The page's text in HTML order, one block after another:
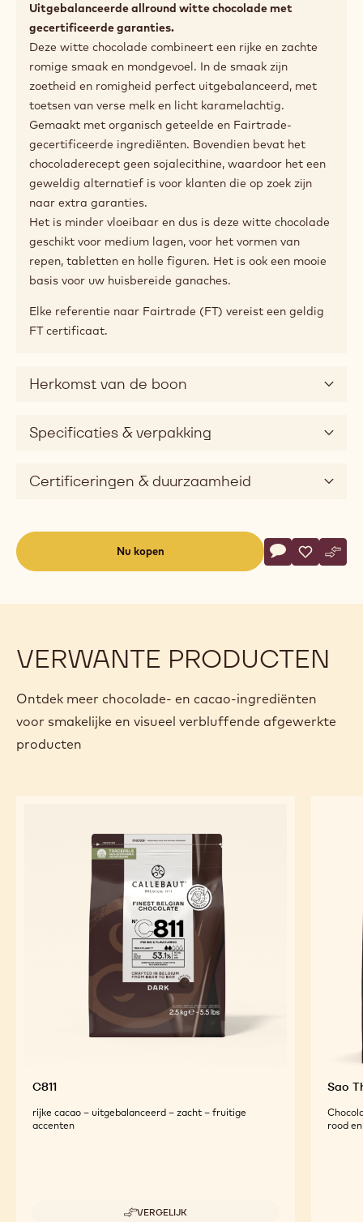
Uitgebalanceerde allround witte chocolade met
gecertificeerde garanties.
Deze witte chocolade combineert een rijke en zachte
romige smaak en mondgevoel. In de smaak zijn
zoetheid en romigheid perfect uitgebalanceerd, met
toetsen van verse melk en licht karamelachtig.
Gemaakt met organisch geteelde en Fairtrade-
gecertificeerde ingrediënten. Bovendien bevat het
chocoladerecept geen sojalecithine, waardoor het een
geweldig alternatief is voor klanten die op zoek zijn
naar extra garanties.
Het is minder vloeibaar en dus is deze witte chocolade
geschikt voor medium lagen, voor het vormen van
repen, tabletten en holle figuren. Het is ook een mooie
basis voor uw huisbereide ganaches.
Elke referentie naar Fairtrade (FT) vereist een geldig
FT certificaat.
Herkomst van de boon
Specificaties & verpakking
Certificeringen & duurzaamheid
Nu kopen
Actions
Schrijf een
- CHW-Opslaan
- CHW-
-
VERWANTE PRODUCTEN
Ontdek meer chocolade- en cacao-ingrediënten
voor smakelijke en visueel verbluffende afgewerkte
producten
C811
rijke cacao – uitgebalanceerd – zacht – fruitige
accenten
VERGELIJK
-
Sao
rood